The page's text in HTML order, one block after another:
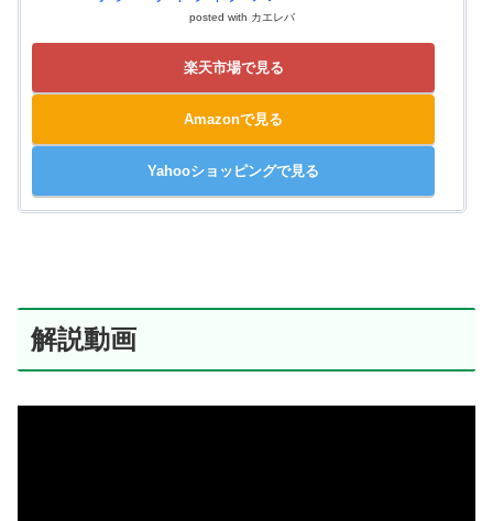
posted with カエレバ
楽天市場で見る
Amazonで見る
Yahooショッピングで見る
解説動画